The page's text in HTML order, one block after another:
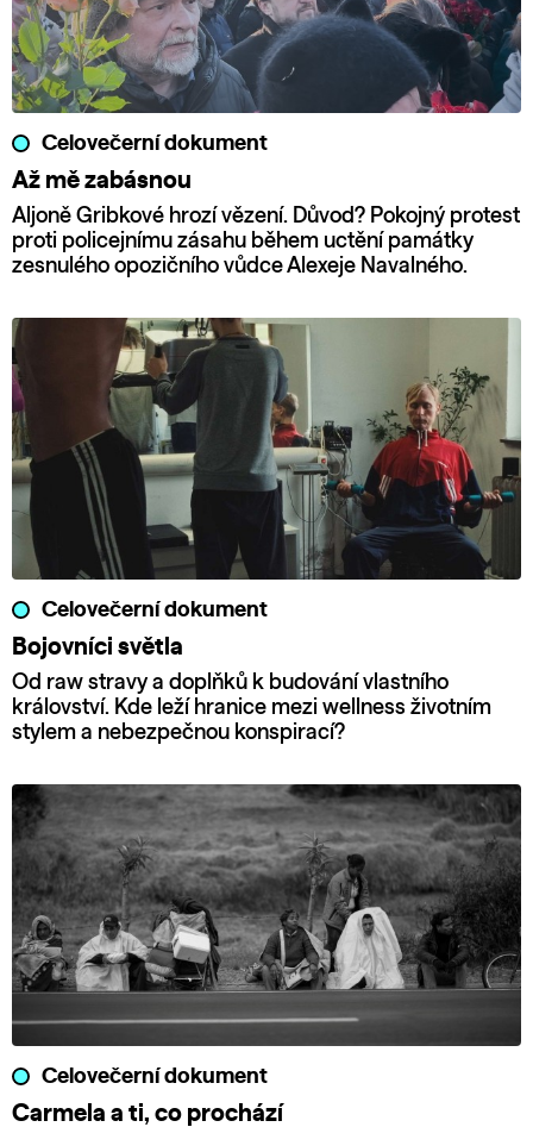
Celovečerní dokument
Až mě zabásnou
Aljoně Gribkové hrozí vězení. Důvod? Pokojný protest
proti policejnímu zásahu během uctění památky
zesnulého opozičního vůdce Alexeje Navalného.
Celovečerní dokument
Bojovníci světla
Od raw stravy a doplňků k budování vlastního
království. Kde leží hranice mezi wellness životním
stylem a nebezpečnou konspirací?
Celovečerní dokument
Carmela a ti, co prochází